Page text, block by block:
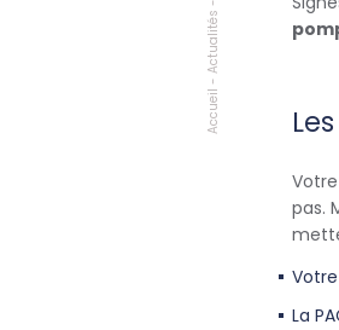
Accueil
-
Actualités
pas.
La